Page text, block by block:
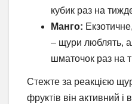
кубик раз на
Манго:
– щури люблять,
шматочок раз на
Стежте за реакцією
фруктів він активний і